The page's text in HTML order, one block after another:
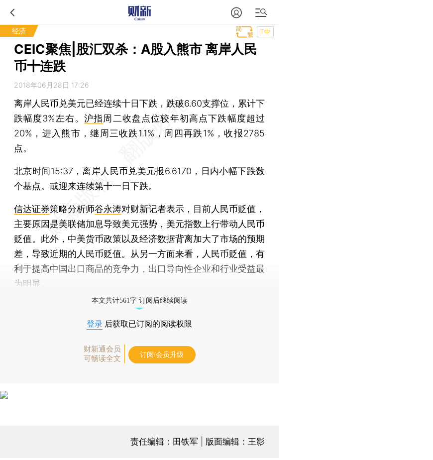
经济 T中
CEIC聚焦|股汇双杀：A股入熊市 离岸人民
币十连跌
2018年06月28日 17:26
离岸人民币兑美元已经连续十日下跌，跌破6.60支撑位，累计下
跌幅度3%左右。沪指周二收盘点位较年初高点下跌幅度超过
20%，进入熊市，继周三收跌1.1%，周四再跌1%，收报2785
点。
北京时间15:37，离岸人民币兑美元报6.6170，日内小幅下跌数
个基点。或迎来连续第十一日下跌。
信达证券策略分析师谷永涛对财新记者表示，目前人民币贬值，
主要原因是美联储加息导致美元强势，美元指数上行带动人民币
贬值。此外，中美货币政策以及经济数据背离加大了市场的预期
差，导致近期的人民币贬值。从另一方面来看，人民币贬值，有
利于提高中国出口商品的竞争力，出口导向性企业和行业受益最
为明显。
本文共计561字 订阅后继续阅读
登录 后获取已订阅的阅读权限
财新通会员
可畅读全文
订阅/会员升级
责任编辑：田铁军 | 版面编辑：王影